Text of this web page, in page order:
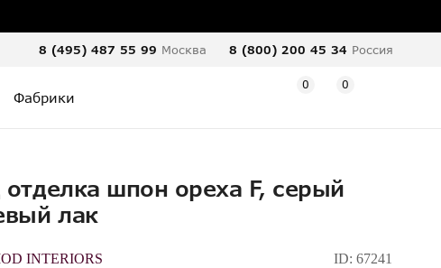
8 (495) 487 55 99 Москва 8 (800) 200 45 34 Россия
Фабрики
0 0
шпон ореха F, серый
лак
INTERIORS
ID:67241